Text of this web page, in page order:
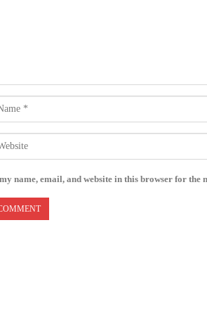
name, email, and website in this browser for the